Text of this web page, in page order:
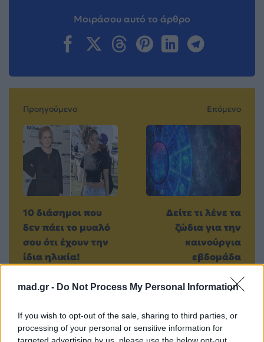
mad.gr - Do Not Process My Personal Information
If you wish to opt-out of the sale, sharing to third parties, or
processing of your personal or sensitive information for
targeted advertising by us, please use the below opt-out
Μοιράσου αυτό το άρθρο
Προηγούμενο
10 διάσημοι που
δεν πάει το μυαλό
σου ότι έχουν την
ίδια ηλικία!
Επόμενο
Δείτε τι λένε τα
ζώδια για την
καινούργια
εβδομάδα
24.08.2015